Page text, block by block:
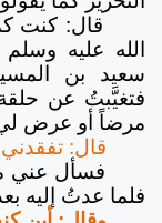
قال: كنت كما
الله عليه
سعيد بن
فتغيَّبتُ عن
مرضاً أو عرض
قال:
فسأل عني من
فلما عدتُ إليه